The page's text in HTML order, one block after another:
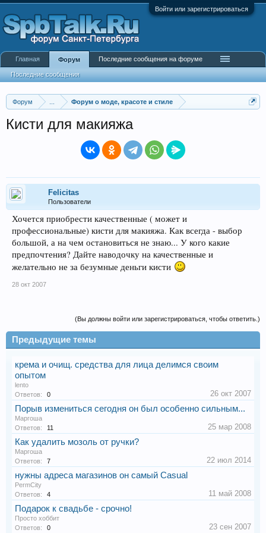
Войти или зарегистрироваться
Форум Форум о моде, красоте и стиле
Кисти для макияжа
Felicitas
Пользователи
Хочется приобрести качественные ( может и
профессиональные) кисти для макияжа. Как всегда - выбор
большой, а на чем остановиться не знаю... У кого какие
предпочтения? Дайте наводочку на качественные и
желательно не за безумные деньги кисти
28 окт 2007
(Вы должны войти или зарегистрироваться, чтобы ответить.)
Предыдущие темы
крема и очищ. средства для лица делимся своим
опытом
lento
Ответов:
0 26 окт 2007
Порыв измениться сегодня он был особенно сильным...
Маргоша
Ответов:
11 25 мар 2008
Как удалить мозоль от ручки?
Маргоша
Ответов:
7 22 июл 2014
нужны адреса магазинов он самый Casual
PermCity
Ответов:
4 11 май 2008
Подарок к свадьбе - срочно!
Просто хоббит
Ответов:
0 23 сен 2007
Главная Форум
Последние сообщения
Последние сообщения на форуме